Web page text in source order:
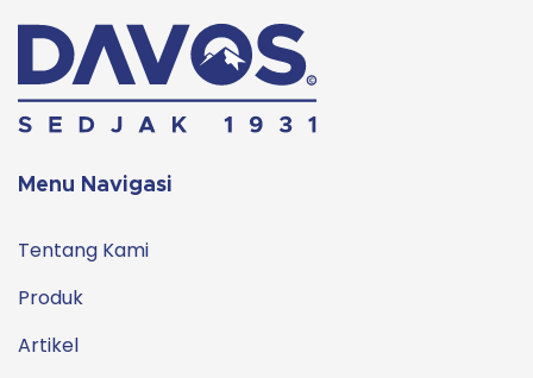
Menu Navigasi
Tentang Kami
Produk
Artikel